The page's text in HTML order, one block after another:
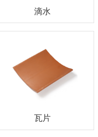
滴水
瓦片